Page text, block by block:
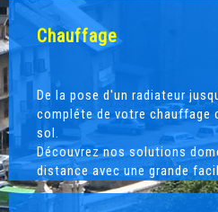
Chauffage
De la pose d'un radiateur
compléte de votre chauffage
sol.
Découvrez nos solutions
distance avec une grande